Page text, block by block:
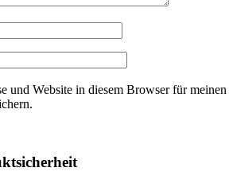
und Website in diesem Browser für meinen